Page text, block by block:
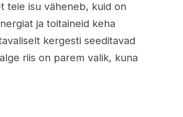
teie isu väheneb, kuid on
ja toitaineid keha
kergesti seeditavad
riis on parem valik, kuna